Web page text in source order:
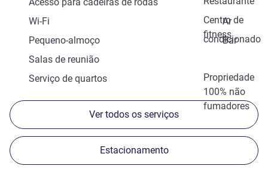
Centro de
fitness
Wi-Fi
Ar
condicionado
Pequeno-almoço
Bar
Salas de reunião
Propriedade
100% não
fumadores
Serviço de quartos
Ver todos os serviços
Estacionamento